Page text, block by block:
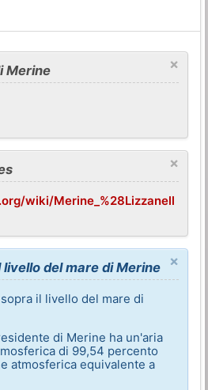
×
Merine
×
wiki/Merine_%28Lizzanell
×
del mare di Merine
il livello del mare di
di Merine ha un'aria
di 99,54 percento
atmosferica equivalente a